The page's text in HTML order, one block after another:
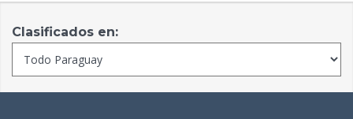
Clasificados en: